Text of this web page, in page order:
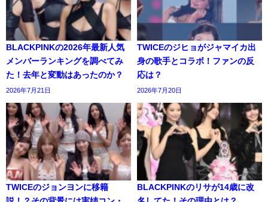
BLACKPINKの2026年最新人気
メンバーランキングを調べてみ
た！去年と変動はあったのか？
2026年7月21日
TWICEのジヒョがジャマイカ出
身の歌手とコラボ！ファンの反
応は？
2026年7月20日
TWICEのジョンヨンに移籍
BLACKPINKのリサが14歳に改